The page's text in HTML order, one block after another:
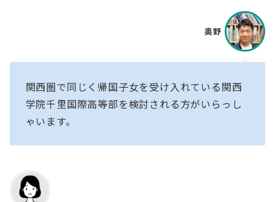
奥野
関西圏で同じく帰国子女を受け入れている関西
学院千里国際高等部を検討される方がいらっし
ゃいます。